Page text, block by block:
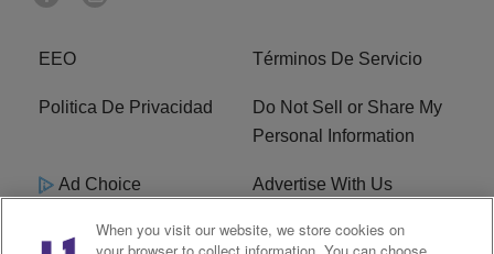
EEO Términos De Servicio
Politica De Privacidad
Do Not Sell or Share My
Personal Information
Ad Choice Advertise With Us
Terms of Service R1 Digital
When you visit our website, we store cookies on